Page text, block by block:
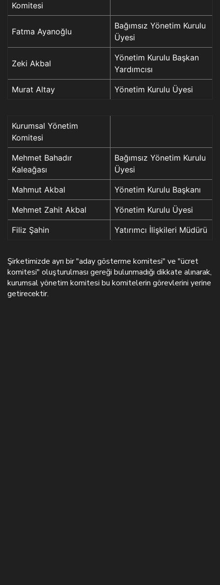
Komitesi
Fatma Ayanoğlu
Bağımsız Yönetim Kurulu
Üyesi
Zeki Akbal
Yönetim Kurulu Başkan
Yardımcısı
Murat Altay Yönetim Kurulu Üyesi
Kurumsal Yönetim
Komitesi
Mehmet Bahadır
Kaleağası
Bağımsız Yönetim Kurulu
Üyesi
Mahmut Akbal Yönetim Kurulu Başkanı
Mehmet Zahit Akbal Yönetim Kurulu Üyesi
Filiz Şahin Yatırımcı İlişkileri Müdürü
Şirketimizde ayrı bir "aday gösterme komitesi" ve "ücret
komitesi" oluşturulması gereği bulunmadığı dikkate alınarak,
kurumsal yönetim komitesi bu komitelerin görevlerini yerine
getirecektir.